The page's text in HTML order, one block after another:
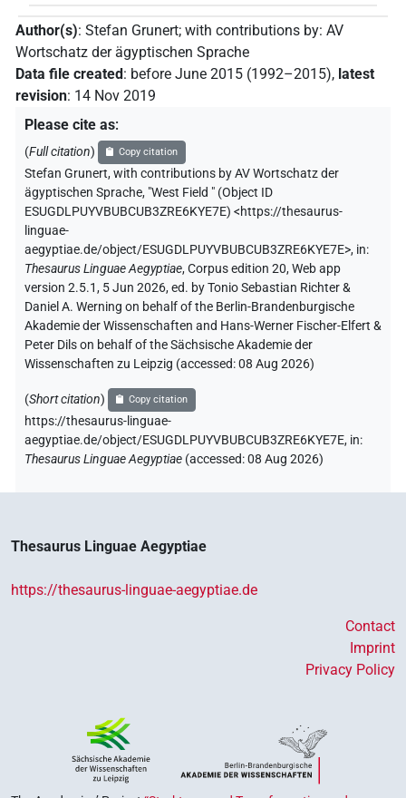
Author(s): Stefan Grunert; with contributions by: AV
Wortschatz der ägyptischen Sprache
Data file created : before June 2015 (1992–2015), latest
revision: 14 Nov 2019
Please cite as:
(Full citation) Copy citation
Stefan Grunert,with contributions byAV Wortschatz der
ägyptischen Sprache, "West Field " (Object ID
ESUGDLPUYVBUBCUB3ZRE6KYE7E) <https://thesaurus-
linguae-
aegyptiae.de/object/ESUGDLPUYVBUBCUB3ZRE6KYE7E>, in:
Thesaurus Linguae Aegyptiae,Corpus edition 20, Web app
version 2.5.1, 5 Jun 2026, ed. by Tonio Sebastian Richter &
Daniel A. Werning on behalf of the Berlin-Brandenburgische
Akademie der Wissenschaften and Hans-Werner Fischer-Elfert &
Peter Dils on behalf of the Sächsische Akademie der
Wissenschaften zu Leipzig (accessed:08 Aug 2026)
(Short citation) Copy citation
https://thesaurus-linguae-
aegyptiae.de/object/ESUGDLPUYVBUBCUB3ZRE6KYE7E, in:
Thesaurus Linguae Aegyptiae (accessed:08 Aug 2026)
Thesaurus Linguae Aegyptiae
https://thesaurus-linguae-aegyptiae.de
Contact
Imprint
Privacy Policy